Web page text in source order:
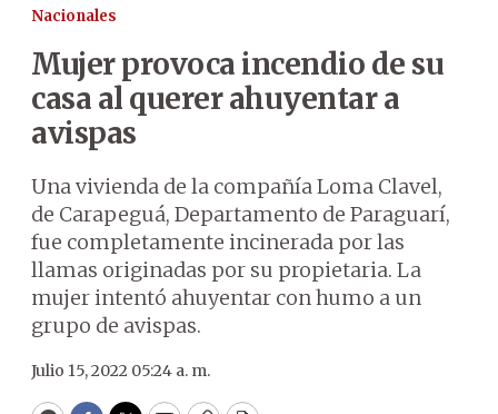
Nacionales
Mujer provoca incendio de su
casa al querer ahuyentar a
avispas
Una vivienda de la compañía Loma Clavel,
de Carapeguá, Departamento de Paraguarí,
fue completamente incinerada por las
llamas originadas por su propietaria. La
mujer intentó ahuyentar con humo a un
grupo de avispas.
Julio 15, 2022 05:24 a. m.